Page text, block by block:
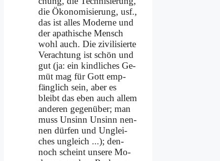
die Öko­no­mi­sie­rung, usf.,
das ist al­les Mo­der­ne und
der apa­thi­sche Mensch
wohl auch. Die zi­vi­li­sier­te
Ver­ach­tung ist schön und
gut (ja: ein kind­li­ches Ge­
müt mag für Gott emp­
fäng­lich sein, aber es
bleibt das eben auch al­lem
an­de­ren ge­gen­über; man
muss Un­sinn Un­sinn nen­
nen dür­fen und Un­glei­
ches un­gleich ...); den­
noch scheint un­se­re Mo­